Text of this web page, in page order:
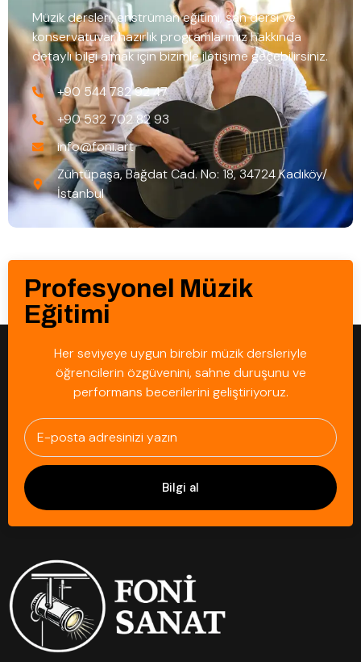
Müzik dersleri, enstrüman eğitimi, şan dersi ve
konservatuvar hazırlık programlarımız hakkında
detaylı bilgi almak için bizimle iletişime geçebilirsiniz.
+90 544 782 92 47
+90 532 702 82 93
info@foni.art
Zühtüpaşa, Bağdat Cad. No: 18, 34724 Kadıköy/
İstanbul
Profesyonel Müzik
Eğitimi
Her seviyeye uygun birebir müzik dersleriyle
öğrencilerin özgüvenini, sahne duruşunu ve
performans becerilerini geliştiriyoruz.
Bilgi al